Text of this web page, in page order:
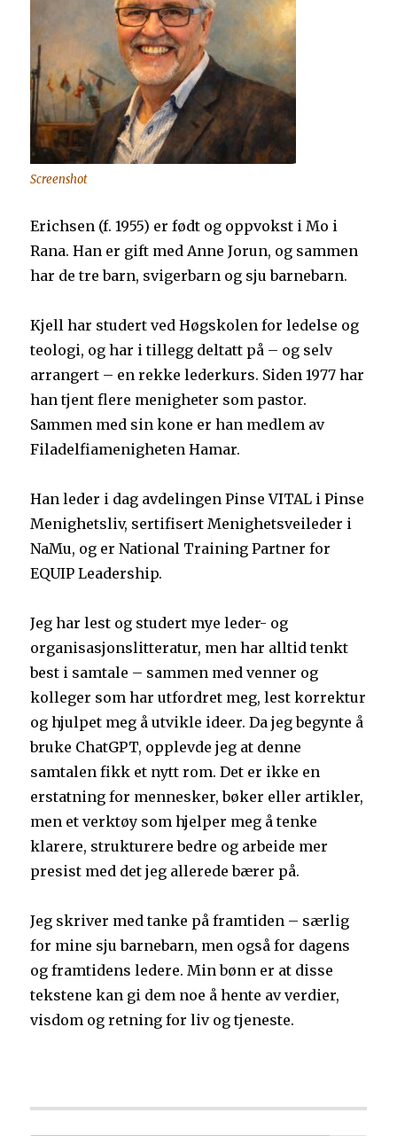
Screenshot
Erichsen (f. 1955) er født og oppvokst i Mo i
Rana. Han er gift med Anne Jorun, og sammen
har de tre barn, svigerbarn og sju barnebarn.
Kjell har studert ved Høgskolen for ledelse og
teologi, og har i tillegg deltatt på – og selv
arrangert – en rekke lederkurs. Siden 1977 har
han tjent flere menigheter som pastor.
Sammen med sin kone er han medlem av
Filadelfiamenigheten Hamar.
Han leder i dag avdelingen Pinse VITAL i Pinse
Menighetsliv, sertifisert Menighetsveileder i
NaMu, og er National Training Partner for
EQUIP Leadership.
Jeg har lest og studert mye leder- og
organisasjonslitteratur, men har alltid tenkt
best i samtale – sammen med venner og
kolleger som har utfordret meg, lest korrektur
og hjulpet meg å utvikle ideer. Da jeg begynte å
bruke ChatGPT, opplevde jeg at denne
samtalen fikk et nytt rom. Det er ikke en
erstatning for mennesker, bøker eller artikler,
men et verktøy som hjelper meg å tenke
klarere, strukturere bedre og arbeide mer
presist med det jeg allerede bærer på.
Jeg skriver med tanke på framtiden – særlig
for mine sju barnebarn, men også for dagens
og framtidens ledere. Min bønn er at disse
tekstene kan gi dem noe å hente av verdier,
visdom og retning for liv og tjeneste.